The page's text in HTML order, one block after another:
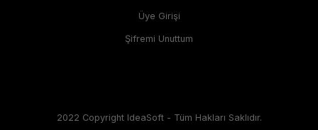
Üye Girişi
Şifremi Unuttum
2022 Copyright IdeaSoft - Tüm Hakları Saklıdır.